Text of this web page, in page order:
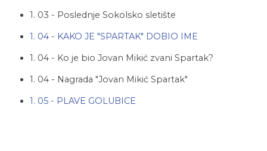
1. 03 - Poslednje Sokolsko sletište
1. 04 - KAKO JE "SPARTAK" DOBIO IME
1. 04 - Ko je bio Jovan Mikić zvani Spartak?
1. 04 - Nagrada "Jovan Mikić Spartak"
1. 05 - PLAVE GOLUBICE